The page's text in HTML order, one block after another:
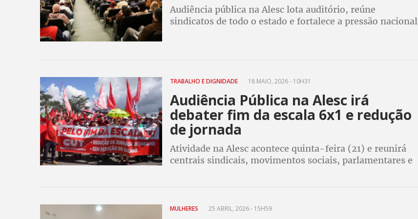
Audiência pública na Alesc lota auditório, reúne
sindicatos de todo o estado e fortalece a pressão nacional
TRABALHO E DIGNIDADE 18 MAIO, 2026 - 10H31
Audiência Pública na Alesc irá
debater fim da escala 6x1 e redução
de jornada
Atividade na Alesc acontece quinta-feira (21) e reunirá
centrais sindicais, movimentos sociais, parlamentares e
MULHERES 25 ABRIL, 2026 - 15H59